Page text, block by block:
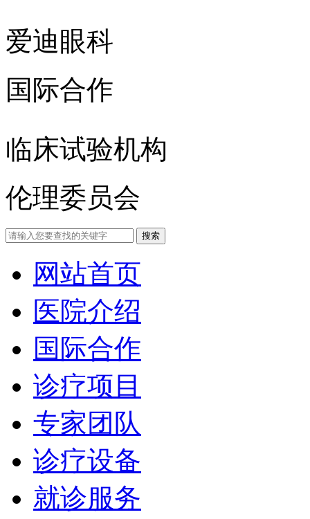
爱迪眼科
国际合作
临床试验机构
伦理委员会
网站首页
医院介绍
国际合作
诊疗项目
专家团队
诊疗设备
就诊服务